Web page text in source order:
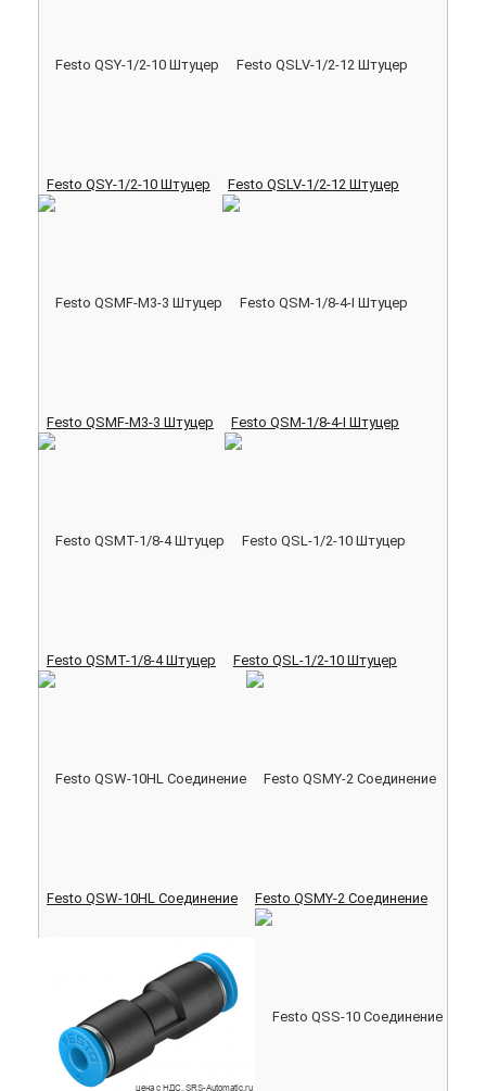
Festo QSY-1/2-10 Штуцер Festo QSLV-1/2-12 Штуцер
Festo QSMF-M3-3 Штуцер Festo QSM-1/8-4-I Штуцер
Festo QSMT-1/8-4 Штуцер Festo QSL-1/2-10 Штуцер
Festo QSW-10HL Соединение Festo QSMY-2 Соединение